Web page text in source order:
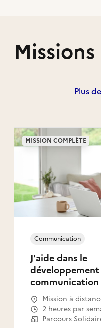
Plus
J'aide dans le
développement
communication
l'association
Communication
Mission à
2 heures par
Parcours
MISSION COMPLÈTE